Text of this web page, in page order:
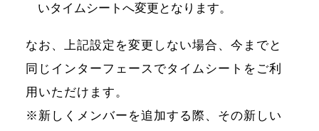
いタイムシートへ変更となります。
なお、上記設定を変更しない場合、今までと
同じインターフェースでタイムシートをご利
用いただけます。
※新しくメンバーを追加する際、その新しい